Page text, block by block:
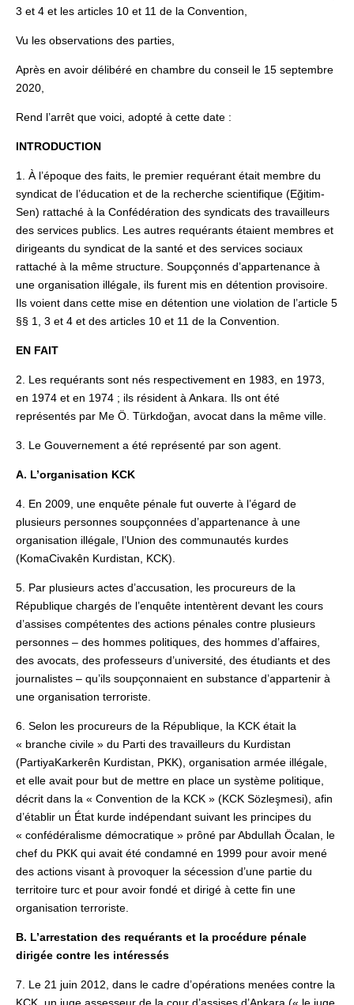
3 et 4 et les articles 10 et 11 de la Convention,
Vu les observations des parties,
Après en avoir délibéré en chambre du conseil le 15 septembre
2020,
Rend l’arrêt que voici, adopté à cette date :
INTRODUCTION
1. À l’époque des faits, le premier requérant était membre du
syndicat de l’éducation et de la recherche scientifique (Eğitim-
Sen) rattaché à la Confédération des syndicats des travailleurs
des services publics. Les autres requérants étaient membres et
dirigeants du syndicat de la santé et des services sociaux
rattaché à la même structure. Soupçonnés d’appartenance à
une organisation illégale, ils furent mis en détention provisoire.
Ils voient dans cette mise en détention une violation de l’article 5
§§ 1, 3 et 4 et des articles 10 et 11 de la Convention.
EN FAIT
2. Les requérants sont nés respectivement en 1983, en 1973,
en 1974 et en 1974 ; ils résident à Ankara. Ils ont été
représentés par Me Ö. Türkdoğan, avocat dans la même ville.
3. Le Gouvernement a été représenté par son agent.
A. L’organisation KCK
4. En 2009, une enquête pénale fut ouverte à l’égard de
plusieurs personnes soupçonnées d’appartenance à une
organisation illégale, l’Union des communautés kurdes
(KomaCivakên Kurdistan, KCK).
5. Par plusieurs actes d’accusation, les procureurs de la
République chargés de l’enquête intentèrent devant les cours
d’assises compétentes des actions pénales contre plusieurs
personnes – des hommes politiques, des hommes d’affaires,
des avocats, des professeurs d’université, des étudiants et des
journalistes – qu’ils soupçonnaient en substance d’appartenir à
une organisation terroriste.
6. Selon les procureurs de la République, la KCK était la
« branche civile » du Parti des travailleurs du Kurdistan
(PartiyaKarkerên Kurdistan, PKK), organisation armée illégale,
et elle avait pour but de mettre en place un système politique,
décrit dans la « Convention de la KCK » (KCK Sözleşmesi), afin
d’établir un État kurde indépendant suivant les principes du
« confédéralisme démocratique » prôné par Abdullah Öcalan, le
chef du PKK qui avait été condamné en 1999 pour avoir mené
des actions visant à provoquer la sécession d’une partie du
territoire turc et pour avoir fondé et dirigé à cette fin une
organisation terroriste.
B. L’arrestation des requérants et la procédure pénale
dirigée contre les intéressés
7. Le 21 juin 2012, dans le cadre d’opérations menées contre la